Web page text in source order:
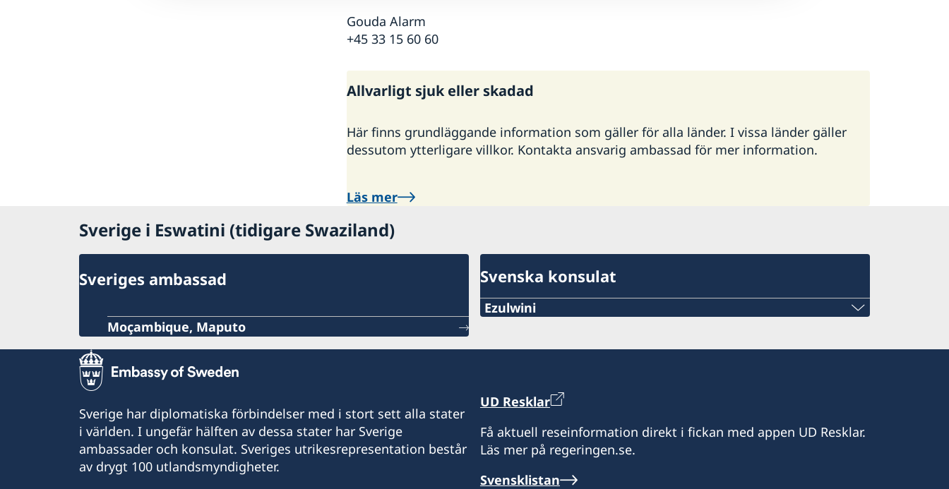
Gouda Alarm
+45 33 15 60 60
Allvarligt sjuk eller skadad
Här finns grundläggande information som gäller för alla länder. I vissa länder gäller
dessutom ytterligare villkor. Kontakta ansvarig ambassad för mer information.
Läs mer
Sverige i Eswatini (tidigare Swaziland)
Sveriges ambassad
Moçambique, Maputo
Svenska konsulat
Ezulwini
Nyonyane Street, Corner Plaza, Ezulwini, Eswatini
Öppettider:
Sverige har diplomatiska förbindelser med i stort sett alla stater
i världen. I ungefär hälften av dessa stater har Sverige
ambassader och konsulat. Sveriges utrikesrepresentation består
av drygt 100 utlandsmyndigheter.
UD Resklar
Få aktuell reseinformation direkt i fickan med appen UD Resklar.
Läs mer på regeringen.se.
Svensklistan